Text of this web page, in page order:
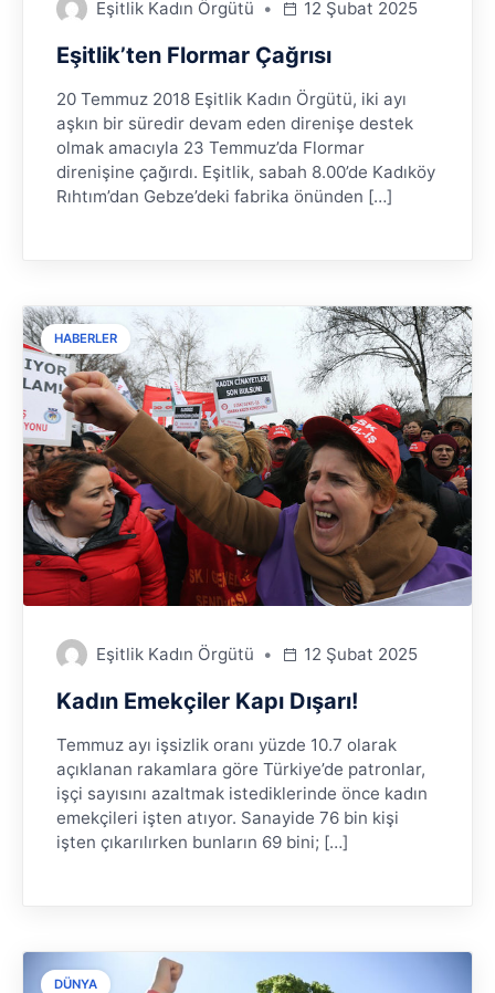
Eşitlik Kadın Örgütü 12 Şubat 2025
Eşitlik’ten Flormar Çağrısı
20 Temmuz 2018 Eşitlik Kadın Örgütü, iki ayı
aşkın bir süredir devam eden direnişe destek
olmak amacıyla 23 Temmuz’da Flormar
direnişine çağırdı. Eşitlik, sabah 8.00’de Kadıköy
Rıhtım’dan Gebze’deki fabrika önünden […]
HABERLER
Eşitlik Kadın Örgütü 12 Şubat 2025
Kadın Emekçiler Kapı Dışarı!
Temmuz ayı işsizlik oranı yüzde 10.7 olarak
açıklanan rakamlara göre Türkiye’de patronlar,
işçi sayısını azaltmak istediklerinde önce kadın
emekçileri işten atıyor. Sanayide 76 bin kişi
işten çıkarılırken bunların 69 bini; […]
DÜNYA